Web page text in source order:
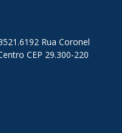
Rua Coronel
CEP 29.300-220